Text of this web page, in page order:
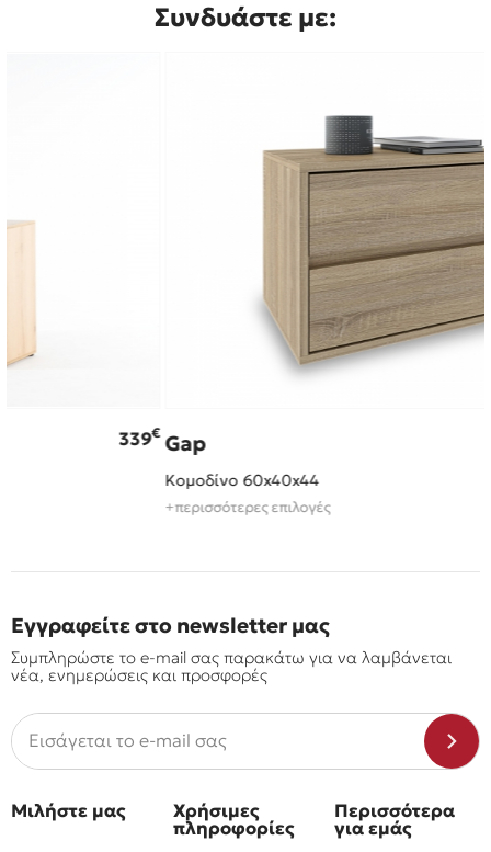
Συνδυάστε με:
Gap
Κομοδίνο 60x40x44
+περισσότερες επιλογές
Εγγραφείτε στο newsletter μας
Συμπληρώστε το e-mail σας παρακάτω για να λαμβάνεται
νέα, ενημερώσεις και προσφορές
Μιλήστε μας Χρήσιμες
πληροφορίες
Περισσότερα
για εμάς